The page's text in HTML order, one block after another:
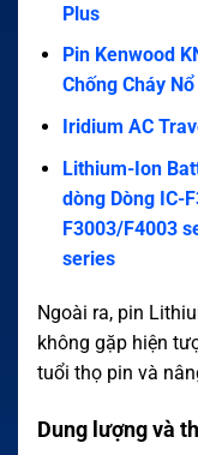
Plus
Pin Kenwood
Chống Cháy
Iridium AC
Lithium-Ion
dòng Dòng IC-
F3003/F4003
series
Ngoài ra, pin
không gặp hiện
tuổi thọ pin và
Dung lượng và